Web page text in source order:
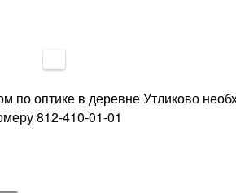
по оптике в деревне Утликово
812-410-01-01